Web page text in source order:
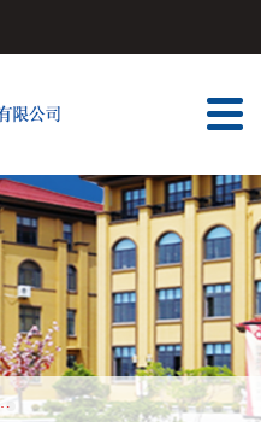
会社，收入高，待遇好，工作地:大阪